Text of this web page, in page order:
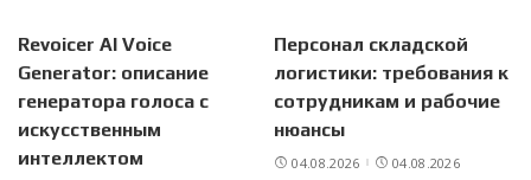
Revoicer AI Voice
Generator: описание
генератора голоса с
искусственным
интеллектом
Персонал складской
логистики: требования к
сотрудникам и рабочие
нюансы
04.08.2026 04.08.2026